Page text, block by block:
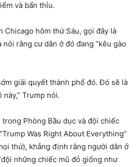
và bẩn thỉu.
Chicago hôm thứ Sáu, gọi đây là
nói rằng cư dân ở đó đang “kêu gào
giải quyết thành phố đó. Đó sẽ là
Trump nói.
Phòng Bầu dục và đội chiếc
Was Right About Everything”
thứ), khẳng định rằng người dân ở
những chiếc mũ đỏ giống như